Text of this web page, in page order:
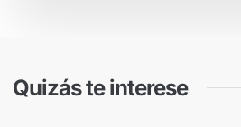
Quizás te interese